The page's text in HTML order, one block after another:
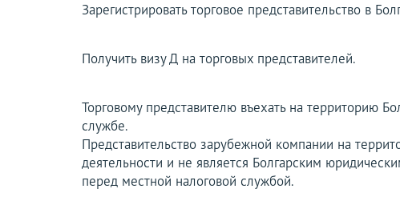
Зарегистрировать торговое представительство в
Получить визу Д на торговых представителей.
Торговому представителю въехать на территорию
службе.
Представительство зарубежной компании на
деятельности и не является Болгарским
перед местной налоговой службой.